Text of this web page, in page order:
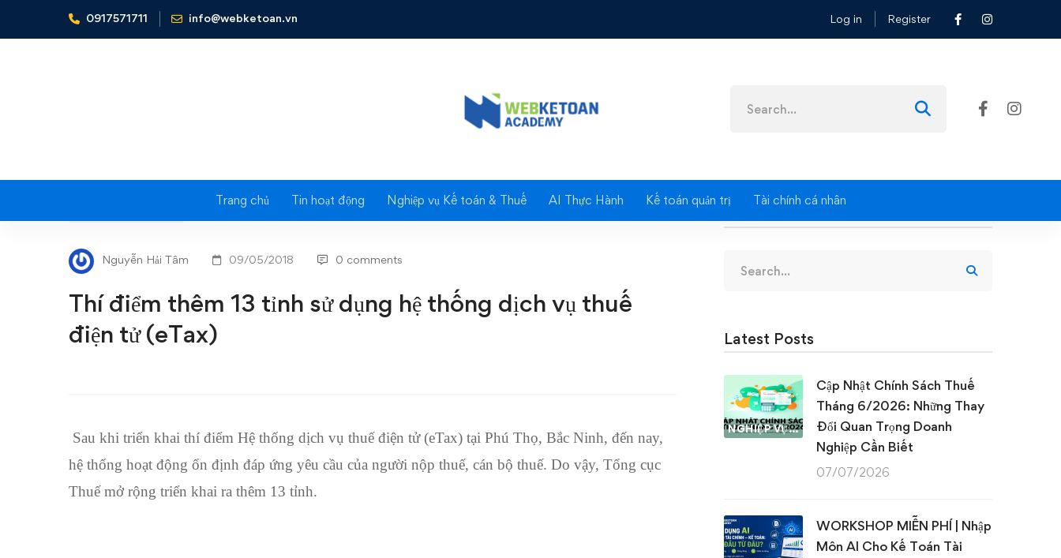
0917571711 info@webketoan.vn Log in Register
for:
Trang chủ Tin hoạt động Nghiệp vụ Kế toán & Thuế AI Thực Hành Kế toán quản trị Tài chính cá nhân
Home Tin tức - Sự kiện Thí điểm thêm 13 tỉnh sử dụng hệ thống dịch vụ thuế điện tử (eTax)
Thí
điểm
thêm
13
dụng
hệ
thống
Nguyễn Hải Tâm 09/05/2018 0 comments
Thí điểm thêm 13 tỉnh sử dụng hệ thống dịch vụ thuế
điện tử (eTax)
Sau khi triển khai thí điểm Hệ thống dịch vụ thuế điện tử (eTax) tại Phú Thọ, Bắc Ninh, đến nay,
hệ thống hoạt động ổn định đáp ứng yêu cầu của người nộp thuế, cán bộ thuế. Do vậy, Tổng cục
Thuế mở rộng triển khai ra thêm 13 tỉnh.
for:
Latest Posts
NGHIỆP VỤ KẾ TOÁN & THUẾ
Cập Nhật Chính Sách Thuế
Tháng 6/2026: Những Thay
Đổi Quan Trọng Doanh
Nghiệp Cần Biết
07/07/2026
WORKSHOP MIỄN PHÍ | Nhập
Môn AI Cho Kế Toán Tài